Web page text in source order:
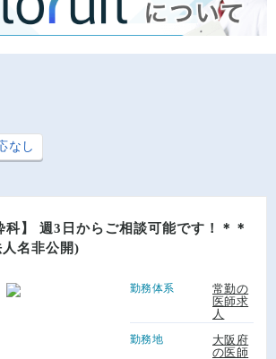
なし
科】 週3日からご相談可能です！＊＊
名非公開)
勤務体系
常勤の
医師求
人
勤務地
大阪府
の医師